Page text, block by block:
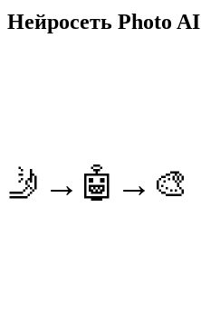
Нейросеть Photo AI
🤳→🤖→🎨